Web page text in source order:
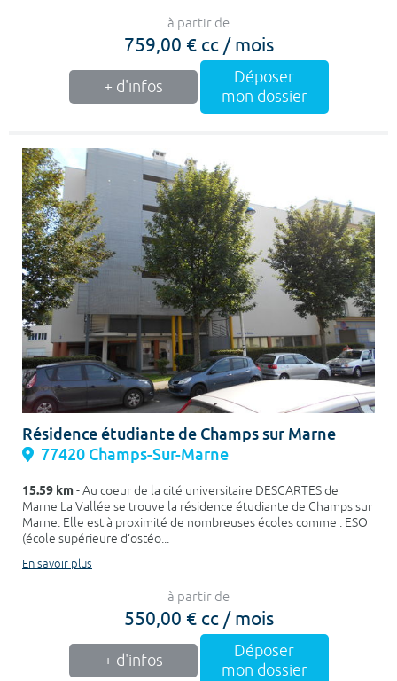
à partir de
759,00 € cc / mois
+ d'infos
Déposer
mon dossier
Résidence étudiante de Champs sur Marne
77420 Champs-Sur-Marne
15.59 km- Au coeur de la cité universitaire DESCARTES de
Marne La Vallée se trouve la résidence étudiante de Champs sur
Marne. Elle est à proximité de nombreuses écoles comme : ESO
(école supérieure d’ostéo...
En savoir plus
à partir de
550,00 € cc / mois
+ d'infos
Déposer
mon dossier